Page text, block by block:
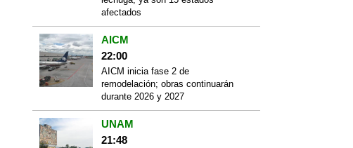
afectados
AICM
22:00
AICM inicia fase 2 de
remodelación; obras continuarán
durante 2026 y 2027
UNAM
21:48